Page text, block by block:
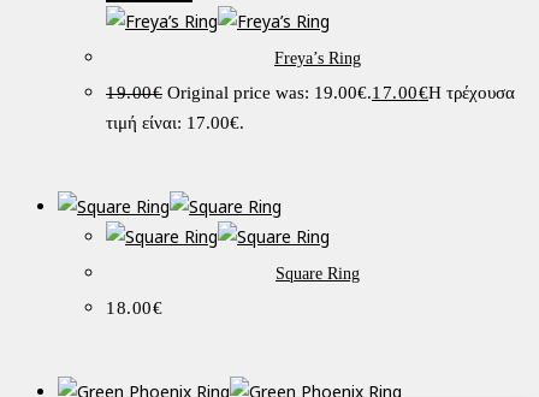
Freya’s Ring
19.00€ Original price was: 19.00€.17.00€Η τρέχουσα
τιμή είναι: 17.00€.
Square Ring
18.00€